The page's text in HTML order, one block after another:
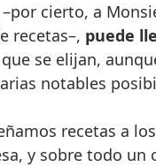
cierto, a
recetas–, puede
se elijan,
notables
recetas a
y sobre todo un